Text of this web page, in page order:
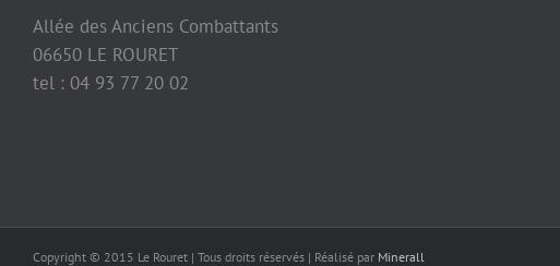
Allée des Anciens Combattants
06650 LE ROURET
tel : 04 93 77 20 02
Copyright © 2015 Le Rouret | Tous droits réservés | Réalisé par Minerall